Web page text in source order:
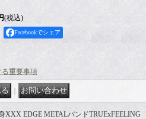
(税込)
Facebookでシェア
重要事項
XXX EDGE METALバンドTRUExFEELING